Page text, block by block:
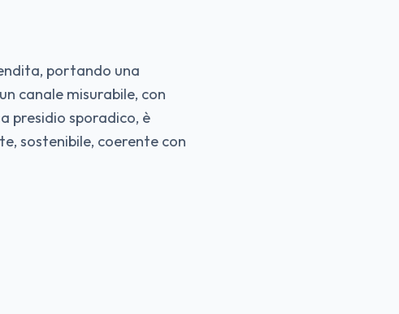
portando una
canale misurabile, con
presidio sporadico, è
sostenibile, coerente con